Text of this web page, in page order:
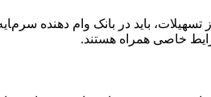
باید در بانک وام دهنده
خاصی همراه هستند.